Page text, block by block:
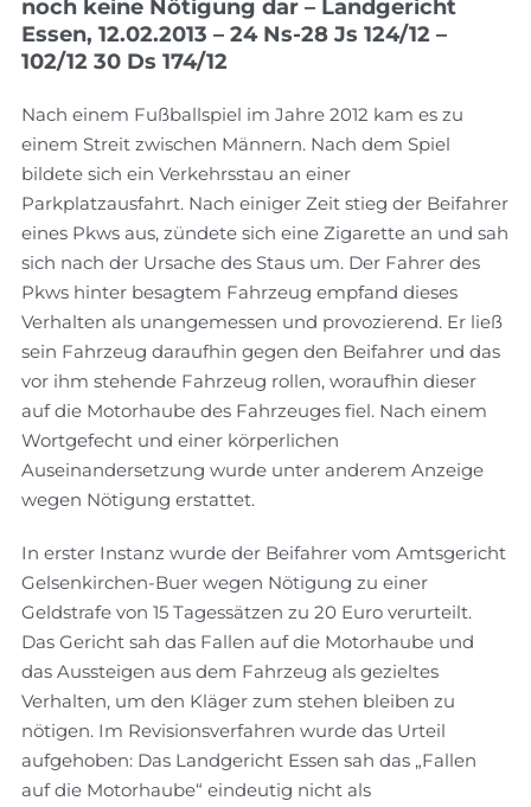
noch keine Nötigung dar – Landgericht
Essen, 12.02.2013 – 24 Ns-28 Js 124/12 –
102/12 30 Ds 174/12
Nach einem Fußballspiel im Jahre 2012 kam es zu
einem Streit zwischen Männern. Nach dem Spiel
bildete sich ein Verkehrsstau an einer
Parkplatzausfahrt. Nach einiger Zeit stieg der Beifahrer
eines Pkws aus, zündete sich eine Zigarette an und sah
sich nach der Ursache des Staus um. Der Fahrer des
Pkws hinter besagtem Fahrzeug empfand dieses
Verhalten als unangemessen und provozierend. Er ließ
sein Fahrzeug daraufhin gegen den Beifahrer und das
vor ihm stehende Fahrzeug rollen, woraufhin dieser
auf die Motorhaube des Fahrzeuges fiel. Nach einem
Wortgefecht und einer körperlichen
Auseinandersetzung wurde unter anderem Anzeige
wegen Nötigung erstattet.
In erster Instanz wurde der Beifahrer vom Amtsgericht
Gelsenkirchen-Buer wegen Nötigung zu einer
Geldstrafe von 15 Tagessätzen zu 20 Euro verurteilt.
Das Gericht sah das Fallen auf die Motorhaube und
das Aussteigen aus dem Fahrzeug als gezieltes
Verhalten, um den Kläger zum stehen bleiben zu
nötigen. Im Revisionsverfahren wurde das Urteil
aufgehoben: Das Landgericht Essen sah das „Fallen
auf die Motorhaube“ eindeutig nicht als